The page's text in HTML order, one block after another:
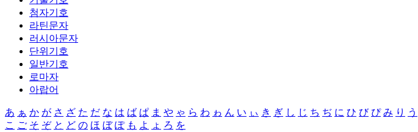
첨자기호
라틴문자
러시아문자
단위기호
일반기호
로마자
아랍어
あ ぁ か が さ ざ た だ な は ば ぱ ま や ゃ ら わ ゎ ん い ぃ き ぎ し じ ち ぢ に ひ び ぴ み り う
こ ご そ ぞ と ど の ほ ぼ ぽ も よ ょ ろ を